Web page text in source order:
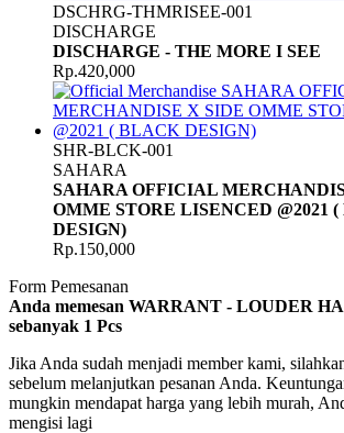
DSCHRG-THMRISEE-001
DISCHARGE
DISCHARGE - THE MORE I SEE
Rp.420,000
SHR-BLCK-001
SAHARA
SAHARA OFFICIAL
OMME STORE LISENCED @2021
DESIGN)
Rp.150,000
Form Pemesanan
Anda memesan WARRANT - LOUDER
sebanyak 1 Pcs
Jika Anda sudah menjadi member kami,
sebelum melanjutkan pesanan Anda.
mungkin mendapat harga yang lebih murah,
mengisi lagi